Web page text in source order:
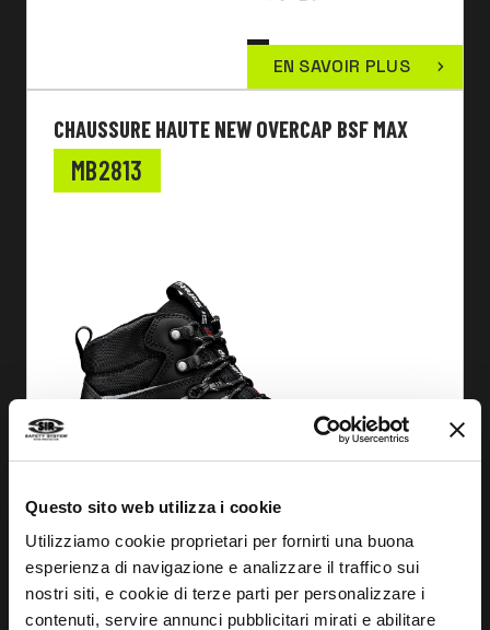
Questo sito web utilizza i cookie
Utilizziamo cookie proprietari per fornirti una buona
esperienza di navigazione e analizzare il traffico sui
nostri siti, e cookie di terze parti per personalizzare i
contenuti, servire annunci pubblicitari mirati e abilitare
EN SAVOIR PLUS
CHAUSSURE HAUTE NEW OVERCAP BSF MAX
MB2813
EN SAVOIR PLUS